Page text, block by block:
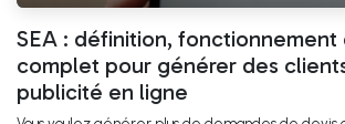
SEA : définition, fonctionnement
complet pour générer des
publicité en ligne